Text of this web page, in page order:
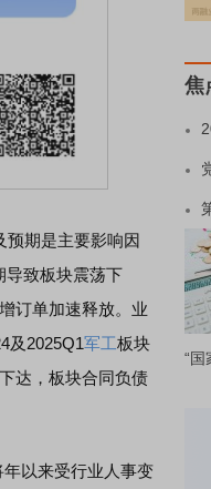
预期是主要影响因
导致板块震荡下
订单加速释放。业
及2025Q1军工板块
达，板块合同负债
年以来受行业人事变
焦
“国